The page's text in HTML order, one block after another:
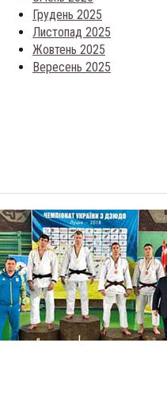
Грудень 2025
Листопад 2025
Жовтень 2025
Вересень 2025